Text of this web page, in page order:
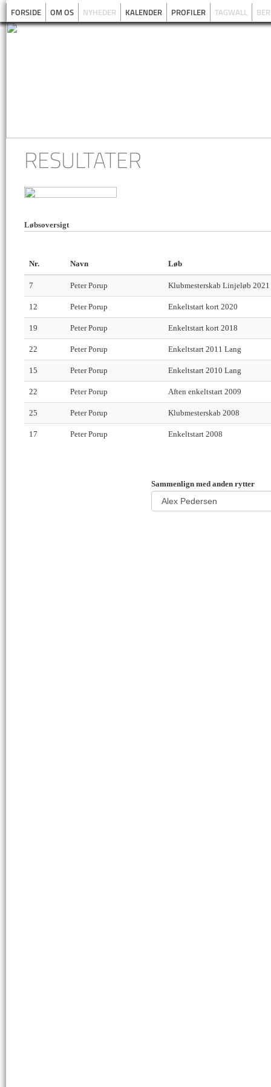
FORSIDE OM OS NYHEDER KALENDER PROFILER TAGWALL
RESULTATER
Løbsoversigt
Nr. Navn Løb
7 Peter Porup Klubmesterskab Linjeløb 2021
12 Peter Porup Enkeltstart kort 2020
19 Peter Porup Enkeltstart kort 2018
22 Peter Porup Enkeltstart 2011 Lang
15 Peter Porup Enkeltstart 2010 Lang
22 Peter Porup Aften enkeltstart 2009
25 Peter Porup Klubmesterskab 2008
17 Peter Porup Enkeltstart 2008
Sammenlign med anden rytter